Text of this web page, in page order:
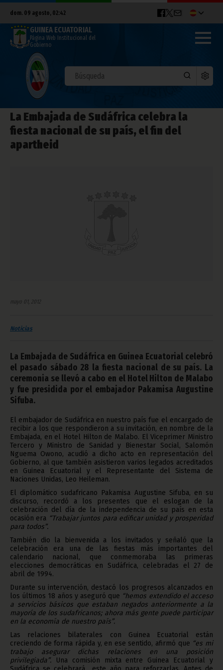
dom. 09 agosto, 02:42
GUINEA ECUATORIAL
Página Web Institucional del
Gobierno
La Embajada de Sudáfrica celebra la
fiesta nacional de su país, el fin del
apartheid
mayo 01, 2012
Noticias
La Embajada de Sudáfrica en Guinea Ecuatorial celebró
el pasado sábado 28 la fiesta nacional de su país. La
ceremonia se llevó a cabo en el Hotel Hilton de Malabo
y fue presidida por el embajador Pakamisa Augustine
Sifuba.
El embajador de Sudáfrica en nuestro país fue el encargado de
recibir a los que respondieron a su invitación, en nombre de la
Embajada, en el Hotel Hilton de Malabo. El Viceprimer Ministro
Tercero y Ministro de Sanidad y Bienestar Social, Salomón
Nguema Owono, acudió a dicho acto en representación del
Gobierno, al que también asistieron varios legados acreditados
en Guinea Ecuatorial y el Representante del Sistema de
Naciones Unidas, Leo Heileman.
El diplomático sudafricano Pakamisa Augustine Sifuba, en su
discurso, recordó a los presentes que el eslogan de la
celebración del día de la independencia de su país en esta
ocasión era “Trabajar juntos para edificar unidad y prosperidad
para todos”.
También dio la bienvenida a los invitados y señaló que la
celebración era una de las fiestas más importantes del
calendario nacional, que conmemoraba las primeras
elecciones democráticas en Sudáfrica, celebradas el 27 de
abril de 1994.
Durante su intervención, destacó los progresos alcanzados en
los últimos 18 años y aseguró que “hemos extendido el acceso
a servicios básicos que estaban negados anteriormente a la
mayoría de los sudafricanos; ahora más gente puede participar
en la economía de nuestro país”.
Las relaciones bilaterales con Guinea Ecuatorial están
creciendo de forma rápida y, en ese sentido, afirmó que “es mi
trabajo asegurar dichas relaciones en una posición
privilegiada”. Una comisión mixta entre Guinea Ecuatorial y